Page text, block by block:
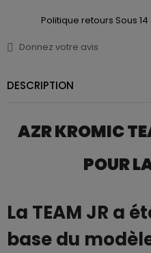
Politique retours Sous 14
Donnez votre avis
DESCRIPTION
AZR KROMIC
POUR
La TEAM JR a
base du